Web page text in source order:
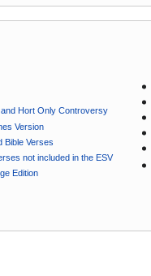
Hort Only Controversy
Version
Bible Verses
not included in the ESV
Edition